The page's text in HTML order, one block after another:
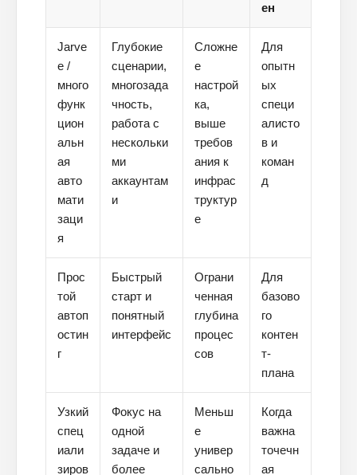
ен
Jarve
e /
много
функ
цион
альн
ая
авто
мати
заци
я
Глубокие
сценарии,
многозада
чность,
работа с
нескольки
ми
аккаунтам
и
Сложне
е
настрой
ка,
выше
требов
ания к
инфрас
труктур
е
Для
опытн
ых
специ
алисто
в и
коман
д
Прос
той
автоп
остин
г
Быстрый
старт и
понятный
интерфейс
Ограни
ченная
глубина
процес
сов
Для
базово
го
контен
т-
плана
Узкий
спец
иали
зиров
Фокус на
одной
задаче и
более
Меньш
е
универ
сально
Когда
важна
точечн
ая